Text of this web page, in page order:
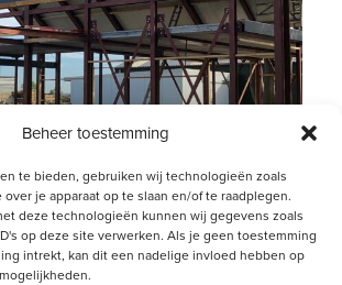
Beheer toestemming
te bieden, gebruiken wij technologieën zoals
je apparaat op te slaan en/of te raadplegen.
deze technologieën kunnen wij gegevens zoals
op deze site verwerken. Als je geen toestemming
intrekt, kan dit een nadelige invloed hebben op
woning Waddinxveen